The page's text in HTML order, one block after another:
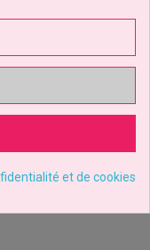
Potter PME
Ajouter au panier
et de cookies